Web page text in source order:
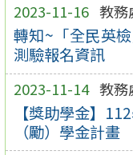
2023-11-16 教務
轉知~「全民英
測驗報名資訊
2023-11-14 教務
【獎助學金】
（勵）學金計畫